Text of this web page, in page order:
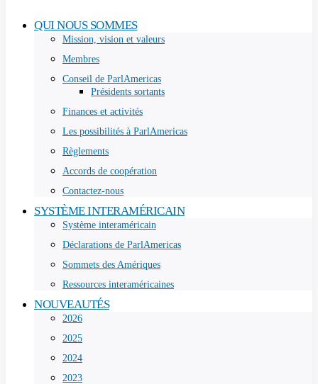
QUI NOUS SOMMES
Mission, vision et valeurs
Membres
Conseil de ParlAmericas
Présidents sortants
Finances et activités
Les possibilités à ParlAmericas
Règlements
Accords de coopération
Contactez-nous
SYSTÈME INTERAMÉRICAIN
Système interaméricain
Déclarations de ParlAmericas
Sommets des Amériques
Ressources interaméricaines
NOUVEAUTÉS
2026
2025
2024
2023